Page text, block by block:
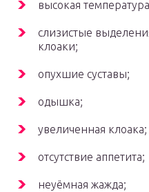
высокая
слизистые
клоаки;
опухшие суставы;
одышка;
увеличенная клоака;
отсутствие аппетита;
неуёмная жажда;